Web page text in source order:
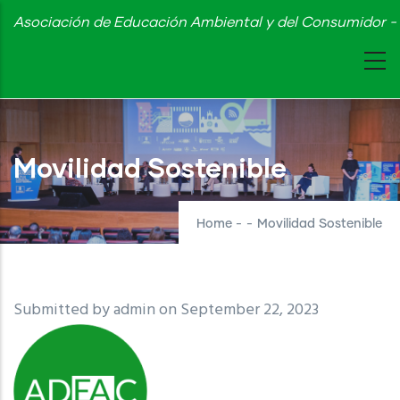
Skip
content
Asociación de Educación Ambiental y del Consumidor
Movilidad Sostenible
Home - - Movilidad Sostenible
Submitted byadminon September 22, 2023